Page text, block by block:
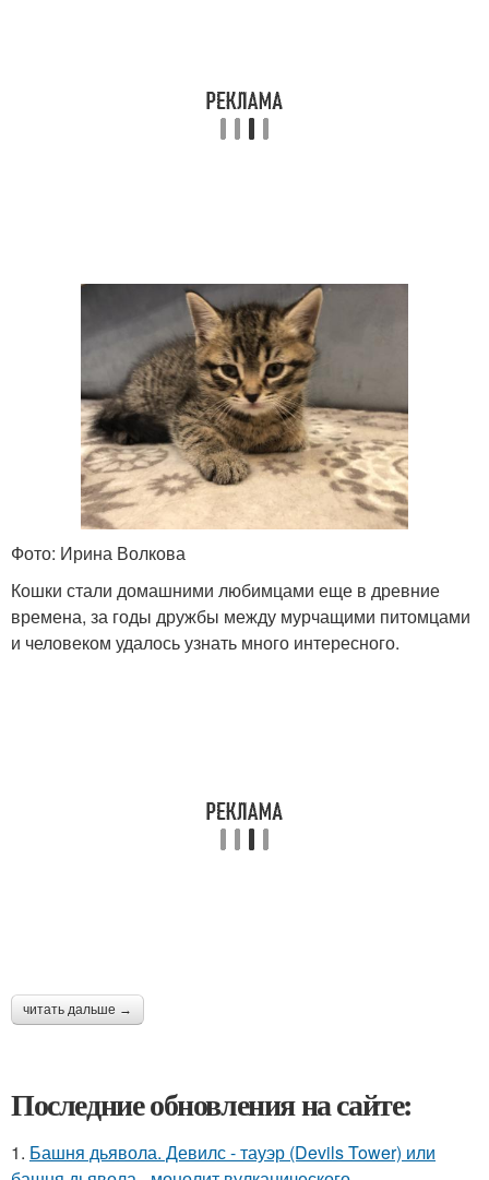
Фото: Ирина Волкова
Кошки стали домашними любимцами еще в древние
времена, за годы дружбы между мурчащими питомцами
и человеком удалось узнать много интересного.
читать дальше →
Последние обновления на сайте:
1. Башня дьявола. Девилс - тауэр (Devils Tower) или